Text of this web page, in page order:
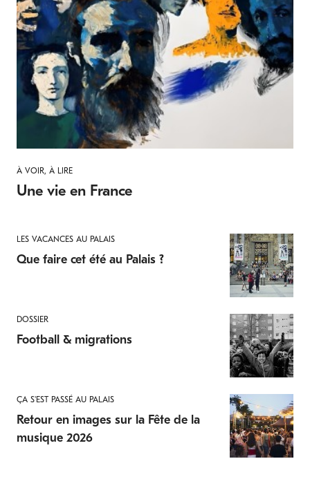
À VOIR, À LIRE
Une vie en France
LES VACANCES AU PALAIS
Que faire cet été au Palais ?
DOSSIER
Football & migrations
ÇA S'EST PASSÉ AU PALAIS
Retour en images sur la Fête de la
musique 2026